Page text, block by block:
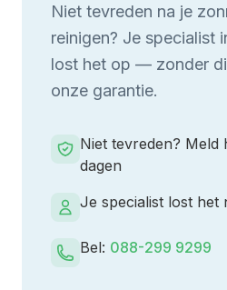
Niet tevreden na je
reinigen? Je specialist
lost het op — zonder
onze garantie.
Niet tevreden? Meld
dagen
Je specialist lost het
Bel: 088-299 9299